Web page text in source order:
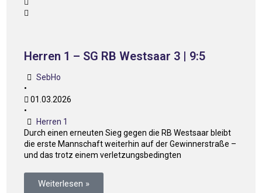
Herren 1 – SG RB Westsaar 3 | 9:5
SebHo
•
01.03.2026
•
Herren 1
Durch einen erneuten Sieg gegen die RB Westsaar bleibt
die erste Mannschaft weiterhin auf der Gewinnerstraße –
und das trotz einem verletzungsbedingten
Weiterlesen »